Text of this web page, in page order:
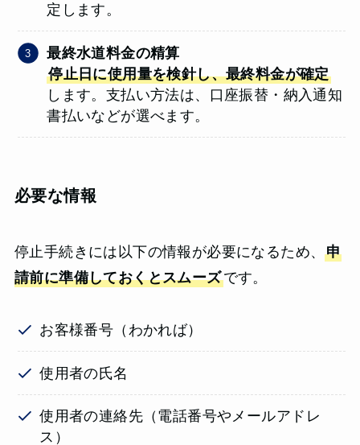
定します。
最終水道料金の精算
停止日に使用量を検針し、最終料金が確定
します。支払い方法は、口座振替・納入通知
書払いなどが選べます。
必要な情報
停止手続きには以下の情報が必要になるため、申
請前に準備しておくとスムーズです。
お客様番号（わかれば）
使用者の氏名
使用者の連絡先（電話番号やメールアドレ
ス）